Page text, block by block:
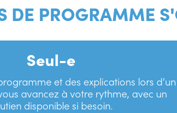
DE PROGRAMME
Seul-e
et des explications lors d’un
avancez à votre rythme, avec un
disponible si besoin.